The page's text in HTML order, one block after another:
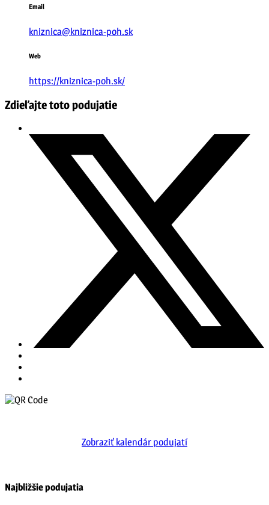
Email
kniznica@kniznica-poh.sk
Web
https://kniznica-poh.sk/
Zdieľajte toto podujatie
Zobraziť kalendár podujatí
Najbližšie podujatia